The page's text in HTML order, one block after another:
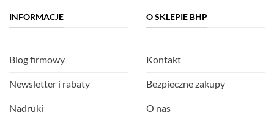
INFORMACJE
Blog firmowy
Newsletter i rabaty
Nadruki
O SKLEPIE BHP
Kontakt
Bezpieczne zakupy
O nas